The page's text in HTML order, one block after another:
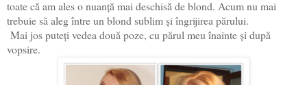
toate că am ales o nuanță mai deschisă de blond. Acum nu mai
trebuie să aleg între un blond sublim și îngrijirea părului.
Mai jos puteți vedea două poze, cu părul meu înainte și după
vopsire.